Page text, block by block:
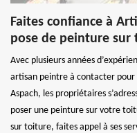
Faites confiance à
pose de peinture sur
Avec plusieurs années
artisan peintre à contacter
Aspach, les propriétaires
poser une peinture sur votre
sur toiture, faites appel à ses